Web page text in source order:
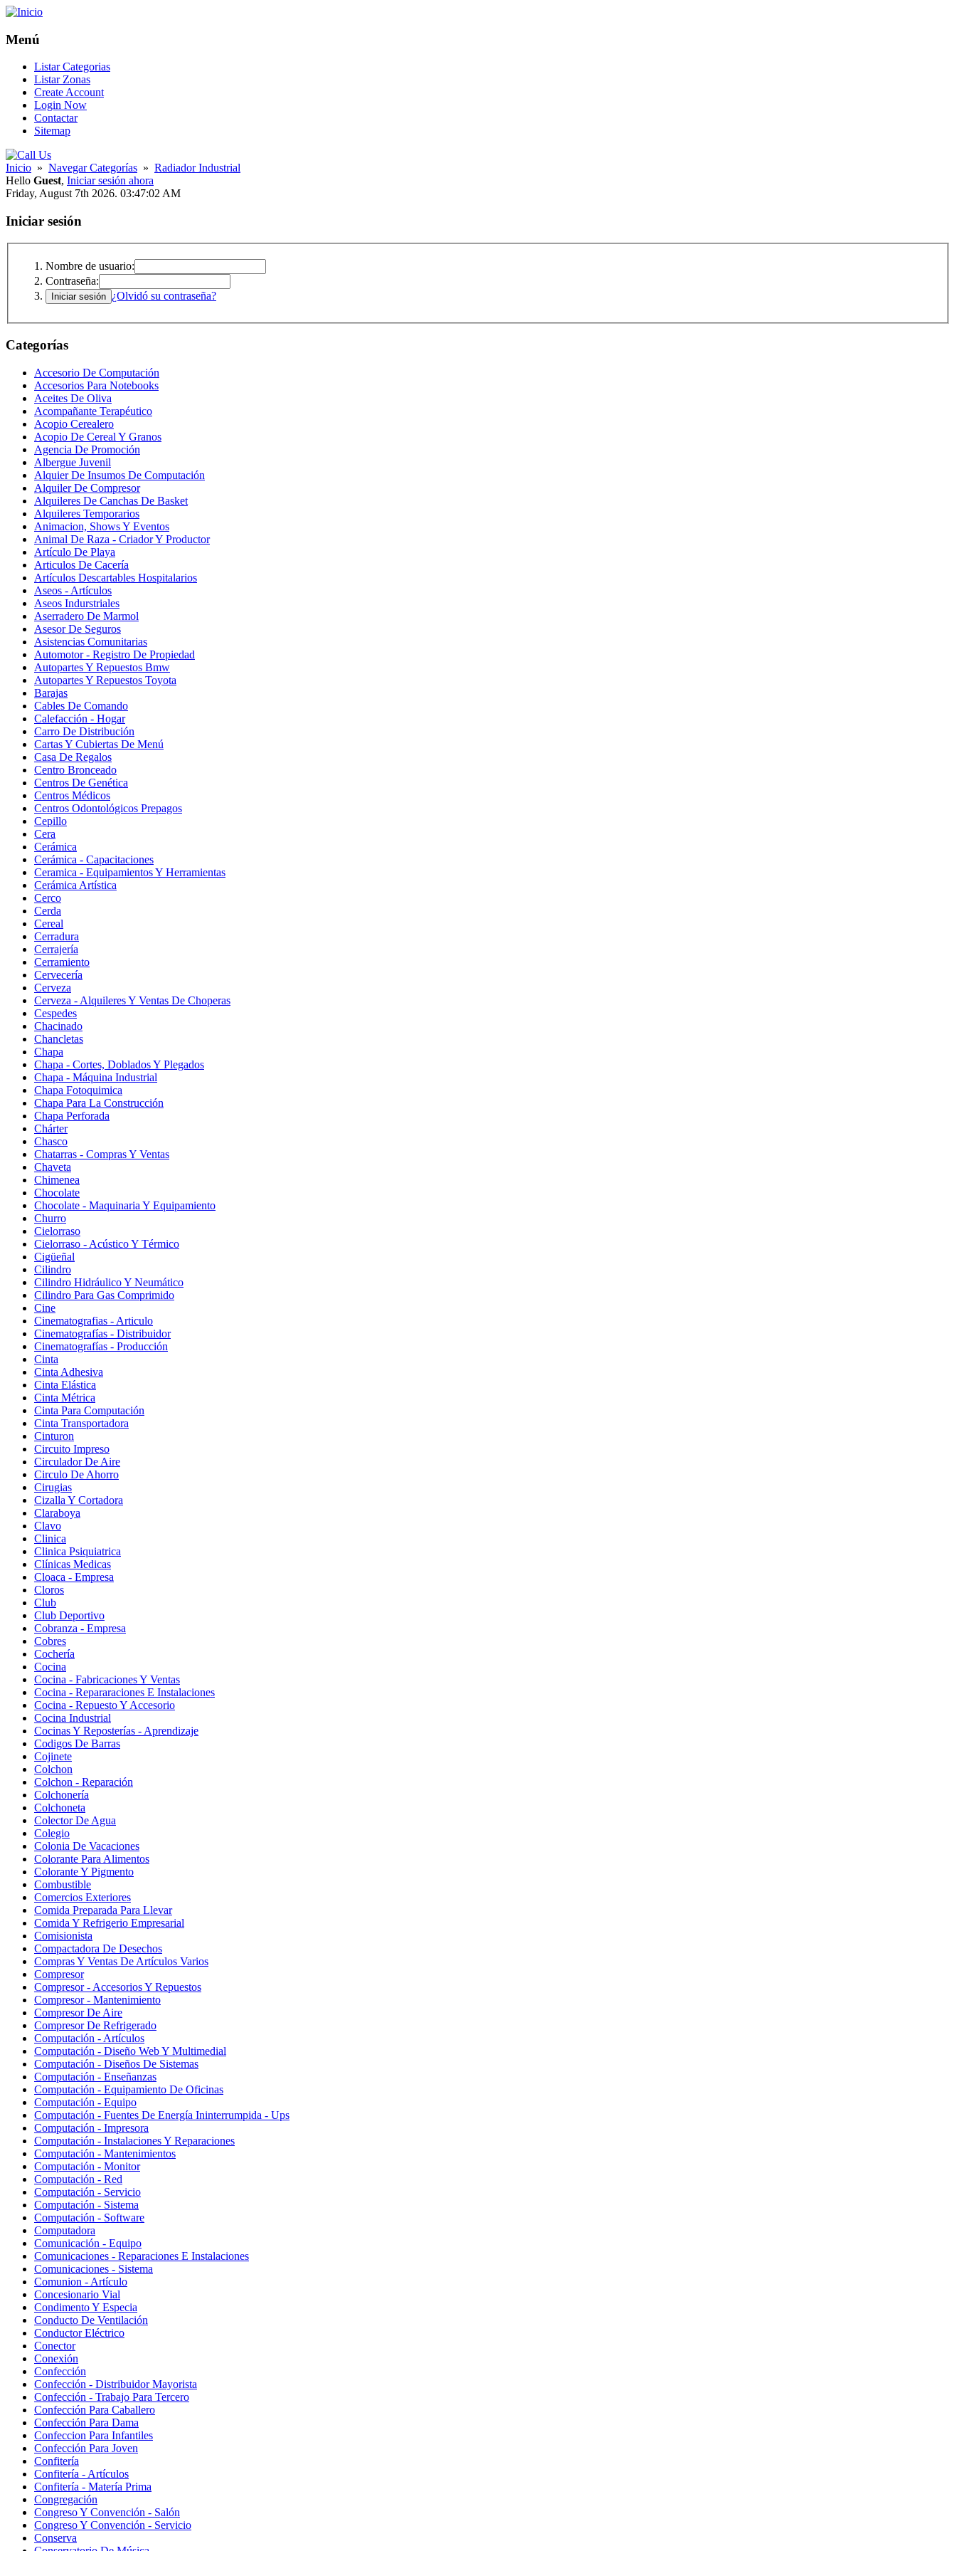
Menú
Listar Categorias
Listar Zonas
Create Account
Login Now
Contactar
Sitemap
Inicio » Navegar Categorías » Radiador Industrial
Hello Guest, Iniciar sesión ahora
Friday, August 7th 2026. 03:47:02 AM
Iniciar sesión
Nombre de usuario:
Contraseña:
¿Olvidó su contraseña?
Categorías
Accesorio De Computación
Accesorios Para Notebooks
Aceites De Oliva
Acompañante Terapéutico
Acopio Cerealero
Acopio De Cereal Y Granos
Agencia De Promoción
Albergue Juvenil
Alquier De Insumos De Computación
Alquiler De Compresor
Alquileres De Canchas De Basket
Alquileres Temporarios
Animacion, Shows Y Eventos
Animal De Raza - Criador Y Productor
Artículo De Playa
Articulos De Cacería
Artículos Descartables Hospitalarios
Aseos - Artículos
Aseos Indurstriales
Aserradero De Marmol
Asesor De Seguros
Asistencias Comunitarias
Automotor - Registro De Propiedad
Autopartes Y Repuestos Bmw
Autopartes Y Repuestos Toyota
Barajas
Cables De Comando
Calefacción - Hogar
Carro De Distribución
Cartas Y Cubiertas De Menú
Casa De Regalos
Centro Bronceado
Centros De Genética
Centros Médicos
Centros Odontológicos Prepagos
Cepillo
Cera
Cerámica
Cerámica - Capacitaciones
Ceramica - Equipamientos Y Herramientas
Cerámica Artística
Cerco
Cerda
Cereal
Cerradura
Cerrajería
Cerramiento
Cervecería
Cerveza
Cerveza - Alquileres Y Ventas De Choperas
Cespedes
Chacinado
Chancletas
Chapa
Chapa - Cortes, Doblados Y Plegados
Chapa - Máquina Industrial
Chapa Fotoquimica
Chapa Para La Construcción
Chapa Perforada
Chárter
Chasco
Chatarras - Compras Y Ventas
Chaveta
Chimenea
Chocolate
Chocolate - Maquinaria Y Equipamiento
Churro
Cielorraso
Cielorraso - Acústico Y Térmico
Cigüeñal
Cilindro
Cilindro Hidráulico Y Neumático
Cilindro Para Gas Comprimido
Cine
Cinematografias - Articulo
Cinematografías - Distribuidor
Cinematografías - Producción
Cinta
Cinta Adhesiva
Cinta Elástica
Cinta Métrica
Cinta Para Computación
Cinta Transportadora
Cinturon
Circuito Impreso
Circulador De Aire
Circulo De Ahorro
Cirugias
Cizalla Y Cortadora
Claraboya
Clavo
Clinica
Clinica Psiquiatrica
Clínicas Medicas
Cloaca - Empresa
Cloros
Club
Club Deportivo
Cobranza - Empresa
Cobres
Cochería
Cocina
Cocina - Fabricaciones Y Ventas
Cocina - Repararaciones E Instalaciones
Cocina - Repuesto Y Accesorio
Cocina Industrial
Cocinas Y Reposterías - Aprendizaje
Codigos De Barras
Cojinete
Colchon
Colchon - Reparación
Colchonería
Colchoneta
Colector De Agua
Colegio
Colonia De Vacaciones
Colorante Para Alimentos
Colorante Y Pigmento
Combustible
Comercios Exteriores
Comida Preparada Para Llevar
Comida Y Refrigerio Empresarial
Comisionista
Compactadora De Desechos
Compras Y Ventas De Artículos Varios
Compresor
Compresor - Accesorios Y Repuestos
Compresor - Mantenimiento
Compresor De Aire
Compresor De Refrigerado
Computación - Artículos
Computación - Diseño Web Y Multimedial
Computación - Diseños De Sistemas
Computación - Enseñanzas
Computación - Equipamiento De Oficinas
Computación - Equipo
Computación - Fuentes De Energía Ininterrumpida - Ups
Computación - Impresora
Computación - Instalaciones Y Reparaciones
Computación - Mantenimientos
Computación - Monitor
Computación - Red
Computación - Servicio
Computación - Sistema
Computación - Software
Computadora
Comunicación - Equipo
Comunicaciones - Reparaciones E Instalaciones
Comunicaciones - Sistema
Comunion - Artículo
Concesionario Vial
Condimento Y Especia
Conducto De Ventilación
Conductor Eléctrico
Conector
Conexión
Confección
Confección - Distribuidor Mayorista
Confección - Trabajo Para Tercero
Confección Para Caballero
Confección Para Dama
Confeccion Para Infantiles
Confección Para Joven
Confitería
Confitería - Artículos
Confitería - Matería Prima
Congregación
Congreso Y Convención - Salón
Congreso Y Convención - Servicio
Conserva